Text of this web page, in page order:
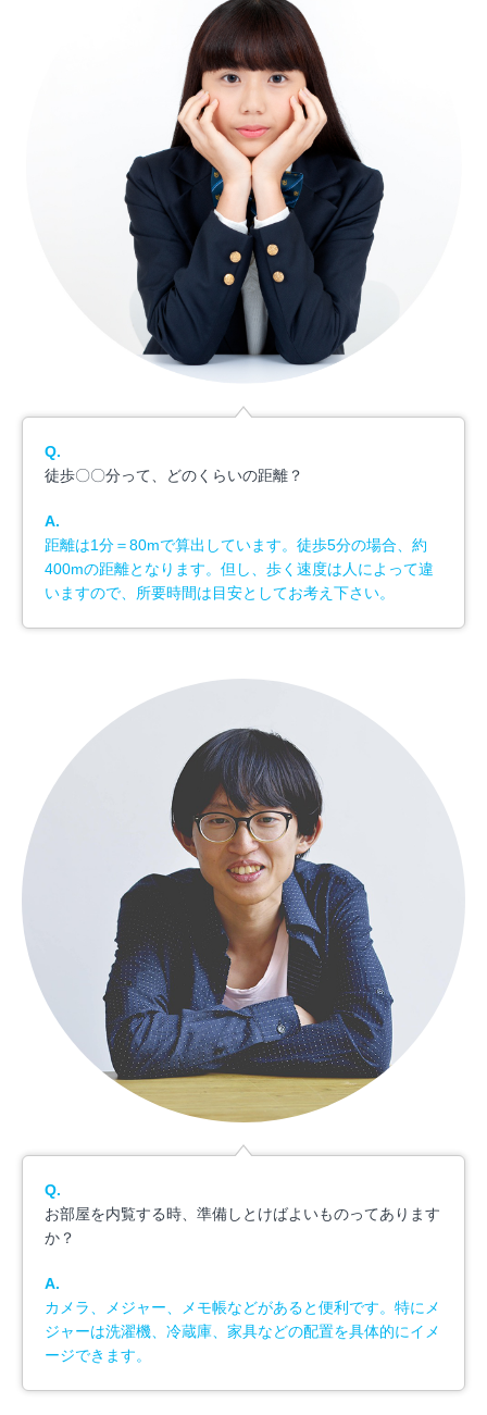
Q.
徒歩〇〇分って、どのくらいの距離？
A.
距離は1分＝80mで算出しています。徒歩5分の場合、約
400mの距離となります。但し、歩く速度は人によって違
いますので、所要時間は目安としてお考え下さい。
Q.
お部屋を内覧する時、準備しとけばよいものってあります
か？
A.
カメラ、メジャー、メモ帳などがあると便利です。特にメ
ジャーは洗濯機、冷蔵庫、家具などの配置を具体的にイメ
ージできます。